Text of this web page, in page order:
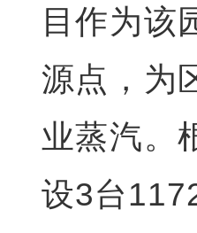
目作为该
源点，为
业蒸汽。
设3台